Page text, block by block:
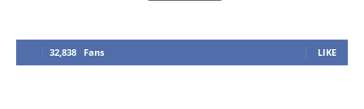
32,838 Fans LIKE